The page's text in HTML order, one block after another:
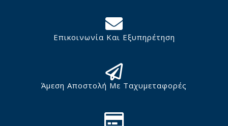
Επικοινωνία Και Εξυπηρέτηση
Άμεση Αποστολή Με Ταχυμεταφορές